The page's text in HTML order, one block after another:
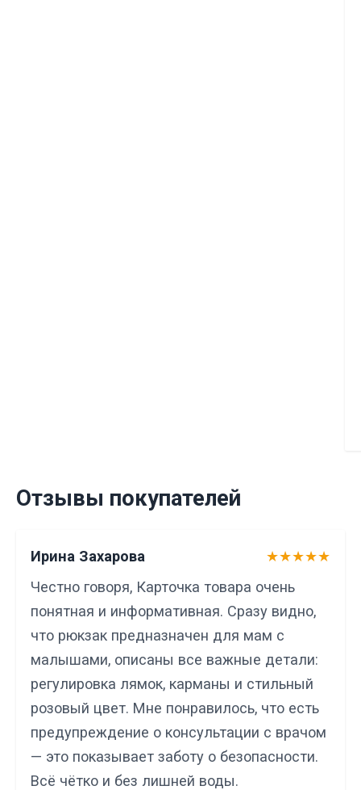
Отзывы покупателей
Ирина Захарова
★★★★★
Честно говоря, Карточка товара очень
понятная и информативная. Сразу видно,
что рюкзак предназначен для мам с
малышами, описаны все важные детали:
регулировка лямок, карманы и стильный
розовый цвет. Мне понравилось, что есть
предупреждение о консультации с врачом
— это показывает заботу о безопасности.
Всё чётко и без лишней воды.